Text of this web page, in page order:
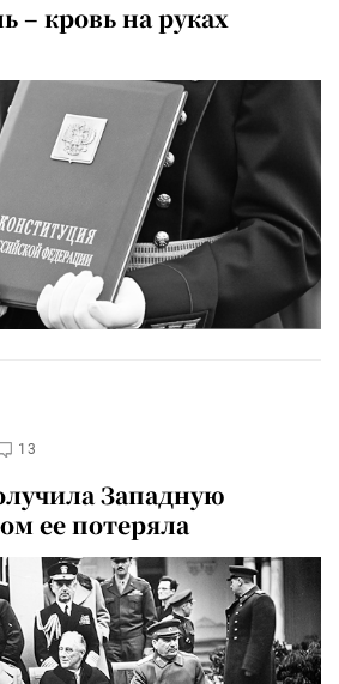
– кровь на руках
13
Западную
ее потеряла